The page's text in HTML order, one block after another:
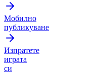
Мобилно
публикуване
Изпратете
играта
си